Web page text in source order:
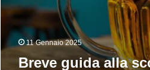
11 Gennaio 2025
Breve guida alla